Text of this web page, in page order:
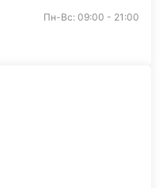
Пн-Вс: 09:00 - 21:00